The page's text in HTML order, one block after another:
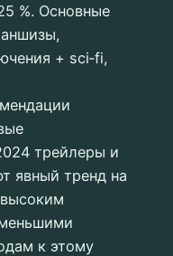
%. Основные
+ sci‑fi,
трейлеры и
явный тренд на
к этому